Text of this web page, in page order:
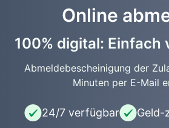
Online
100% digital: Einfach
Abmeldebescheinigung der
Minuten per E-Mail
24/7 verfügbar Geld-